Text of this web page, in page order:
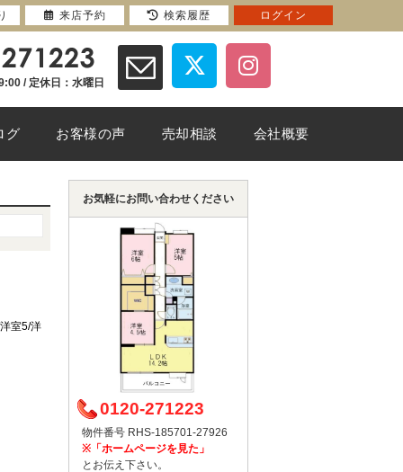
/ 定休日：水曜日
グ お客様の声 売却相談 会社概要
室5/洋
お気軽にお問い合わせください
0120-271223
物件番号 RHS-185701-27926
※「ホームページを見た」
とお伝え下さい。
来店予約 検索履歴 ログイン